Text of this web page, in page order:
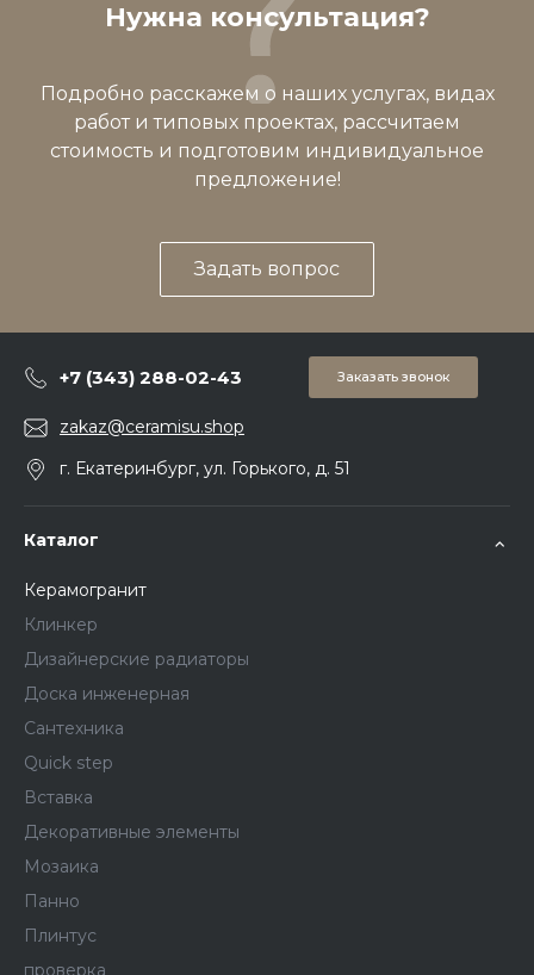
Нужна консультация?
Подробно расскажем о наших услугах, видах
работ и типовых проектах, рассчитаем
стоимость и подготовим индивидуальное
предложение!
Задать вопрос
+7 (343) 288-02-43 Заказать звонок
zakaz@ceramisu.shop
г. Екатеринбург, ул. Горького, д. 51
Каталог
Керамогранит
Клинкер
Дизайнерские радиаторы
Доска инженерная
Сантехника
Quick step
Вставка
Декоративные элементы
Мозаика
Панно
Плинтус
проверка